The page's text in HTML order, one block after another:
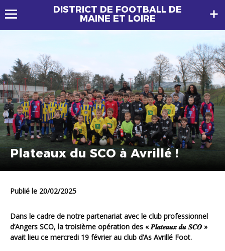
DISTRICT DE FOOTBALL DE
MAINE ET LOIRE
Plateaux du SCO à Avrillé !
Publié le 20/02/2025
Dans le cadre de notre partenariat avec le club professionnel
d’Angers SCO, la troisième opération des « 𝑷𝒍𝒂𝒕𝒆𝒂𝒖𝒙 𝒅𝒖 𝑺𝑪𝑶 »
avait lieu ce mercredi 19 février au club d’As Avrillé Foot.